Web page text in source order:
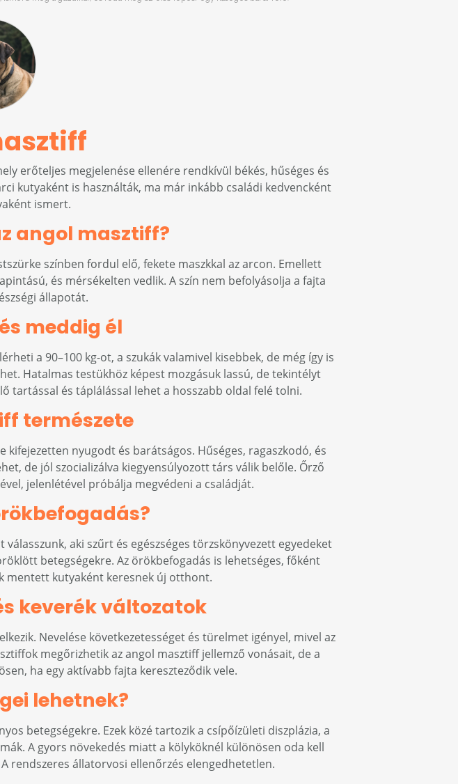
erőteljes megjelenése ellenére rendkívül békés, hűséges és
kutyaként is használták, ma már inkább családi kedvencként
ismert.
angol masztiff?
színben fordul elő, fekete maszkkal az arcon. Emellett
és mérsékelten vedlik. A szín nem befolyásolja a fajta
állapotát.
meddig él
a 90–100 kg-ot, a szukák valamivel kisebbek, de még így is
Hatalmas testükhöz képest mozgásuk lassú, de tekintélyt
tartással és táplálással lehet a hosszabb oldal felé tolni.
természete
nyugodt és barátságos. Hűséges, ragaszkodó, és
de jól szocializálva kiegyensúlyozott társ válik belőle. Őrző
jelenlétével próbálja megvédeni a családját.
aki szűrt és egészséges törzskönyvezett egyedeket
betegségekre. Az örökbefogadás is lehetséges, főként
mentett kutyaként keresnek új otthont.
keverék változatok
Nevelése következetességet és türelmet igényel, mivel az
megőrizhetik az angol masztiff jellemző vonásait, de a
ha egy aktívabb fajta kereszteződik vele.
lehetnek?
betegségekre. Ezek közé tartozik a csípőízületi diszplázia, a
A gyors növekedés miatt a kölyköknél különösen oda kell
rendszeres állatorvosi ellenőrzés elengedhetetlen.